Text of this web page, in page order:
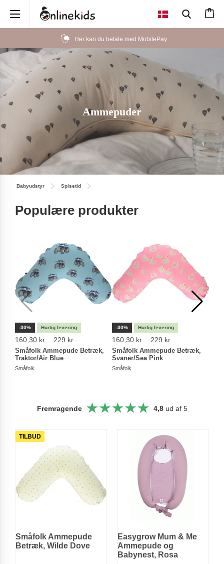
Her kan du betale med MobilePay
Ammepuder
Babyudstyr Spisetid
Populære produkter
-30%
160,30 kr. 229 kr.
Småfolk Ammepude Betræk,
Traktor/Air Blue
Småfolk
-30%
160,30 kr. 229 kr.
Småfolk Ammepude Betræk,
Svaner/Sea Pink
Småfolk
Fremragende 4,8ud af 5
TILBUD
Småfolk Ammepude
Betræk, Wilde Dove
Easygrow Mum & Me
Ammepude og
Babynest, Rosa